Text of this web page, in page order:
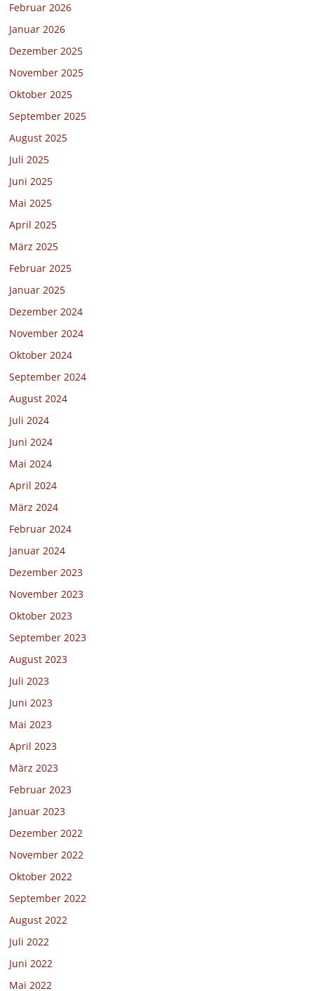
Februar 2026
Januar 2026
Dezember 2025
November 2025
Oktober 2025
September 2025
August 2025
Juli 2025
Juni 2025
Mai 2025
April 2025
März 2025
Februar 2025
Januar 2025
Dezember 2024
November 2024
Oktober 2024
September 2024
August 2024
Juli 2024
Juni 2024
Mai 2024
April 2024
März 2024
Februar 2024
Januar 2024
Dezember 2023
November 2023
Oktober 2023
September 2023
August 2023
Juli 2023
Juni 2023
Mai 2023
April 2023
März 2023
Februar 2023
Januar 2023
Dezember 2022
November 2022
Oktober 2022
September 2022
August 2022
Juli 2022
Juni 2022
Mai 2022